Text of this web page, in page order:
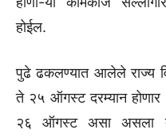
होईल.
पुढे ढकलण्यात आलेले राज्य
ते २५ ऑगस्ट दरम्यान
२६ ऑगस्ट असा असला